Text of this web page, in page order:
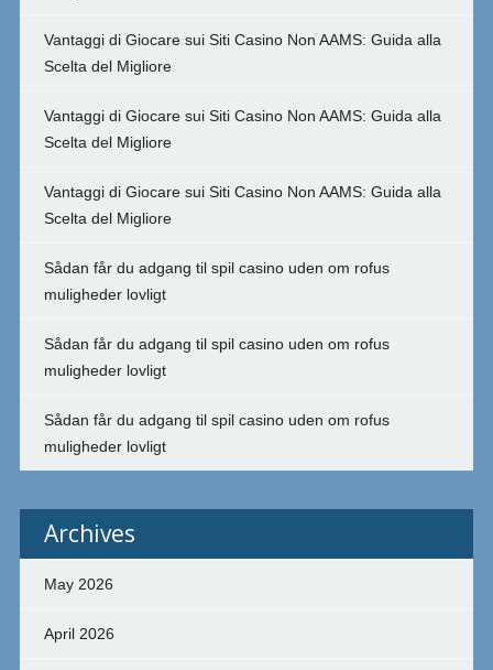
Vantaggi di Giocare sui Siti Casino Non AAMS: Guida alla
Scelta del Migliore
Vantaggi di Giocare sui Siti Casino Non AAMS: Guida alla
Scelta del Migliore
Vantaggi di Giocare sui Siti Casino Non AAMS: Guida alla
Scelta del Migliore
Sådan får du adgang til spil casino uden om rofus
muligheder lovligt
Sådan får du adgang til spil casino uden om rofus
muligheder lovligt
Sådan får du adgang til spil casino uden om rofus
muligheder lovligt
Archives
May 2026
April 2026